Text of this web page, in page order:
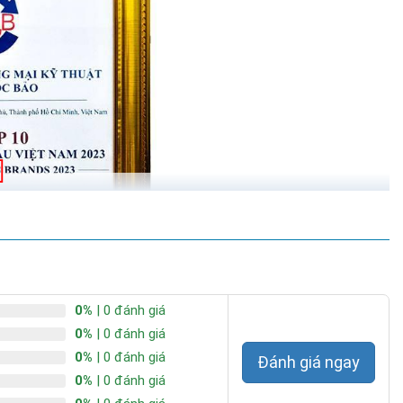
camera quan sát thế hệ mới kết nối sim 4G và sử dụng năng
quan sát cùng lúc 2 vị trí khác nhau, mà lại còn không tốn chi
0% | 0 đánh giá
0% | 0 đánh giá
0% | 0 đánh giá
0% | 0 đánh giá
Đánh giá ngay